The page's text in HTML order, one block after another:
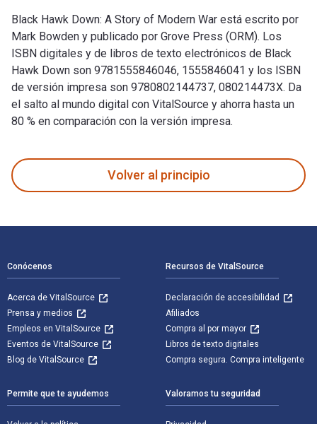
Black Hawk Down: A Story of Modern War está escrito por
Mark Bowden y publicado por Grove Press (ORM). Los
ISBN digitales y de libros de texto electrónicos de Black
Hawk Down son 9781555846046, 1555846041 y los ISBN
de versión impresa son 9780802144737, 080214473X. Da
el salto al mundo digital con VitalSource y ahorra hasta un
80 % en comparación con la versión impresa.
Volver al principio
Conócenos
Acerca de VitalSource
Prensa y medios
Empleos en VitalSource
Eventos de VitalSource
Blog de VitalSource
Recursos de VitalSource
Declaración de accesibilidad
Afiliados
Compra al por mayor
Libros de texto digitales
Compra segura. Compra inteligente
Permite que te ayudemos Valoramos tu seguridad